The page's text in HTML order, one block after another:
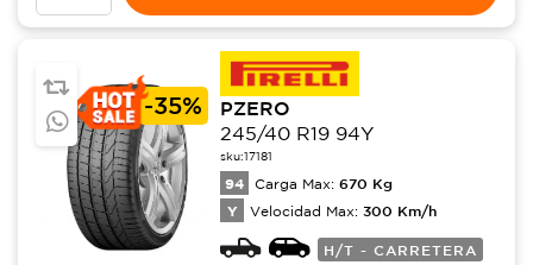
-35%
PZERO
245/40 R19 94Y
sku:17181
94 Carga Max: 670 Kg
Y Velocidad Max: 300 Km/h
H/T - CARRETERA